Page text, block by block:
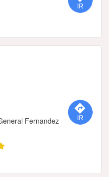
Fernandez